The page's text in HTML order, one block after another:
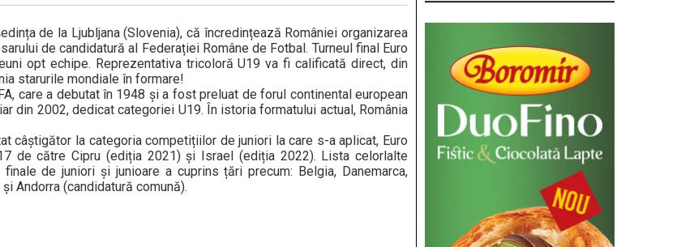
de la Ljubljana (Slovenia), că încredințează României organizarea
de candidatură al Federației Române de Fotbal. Turneul final Euro
opt echipe. Reprezentativa tricoloră U19 va fi calificată direct, din
starurile mondiale în formare!
care a debutat în 1948 și a fost preluat de forul continental european
din 2002, dedicat categoriei U19. În istoria formatului actual, România
câștigător la categoria competițiilor de juniori la care s-a aplicat, Euro
de către Cipru (ediția 2021) și Israel (ediția 2022). Lista celorlalte
de juniori și junioare a cuprins țări precum: Belgia, Danemarca,
Andorra (candidatură comună).